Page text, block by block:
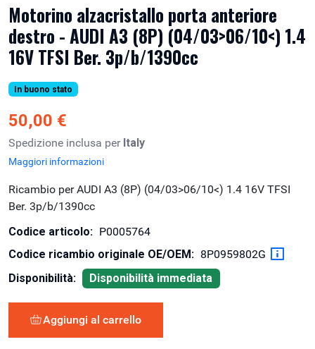
Motorino alzacristallo porta anteriore
destro - AUDI A3 (8P) (04/03>06/10<) 1.4
16V TFSI Ber. 3p/b/1390cc
In buono stato
50,00 €
Spedizione inclusa per Italy
Maggiori informazioni
Ricambio per AUDI A3 (8P) (04/03>06/10<) 1.4 16V TFSI
Ber. 3p/b/1390cc
Codice articolo: P0005764
Codice ricambio originale OE/OEM: 8P0959802G
Disponibilità:
Disponibilità immediata
Aggiungi al carrello